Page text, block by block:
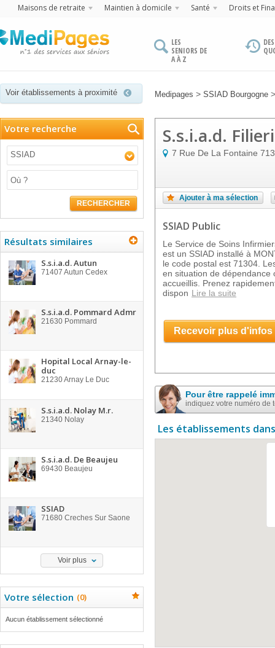
Maisons de retraite Maintien à domicile Santé Droits et
LES
SENIORS DE
A À Z
Voir établissements à proximité Medipages > SSIAD Bourgogne
Votre recherche
SSIAD
RECHERCHER
Résultats similaires
S.s.i.a.d. Autun
71407 Autun Cedex
S.s.i.a.d. Pommard Admr
21630 Pommard
Hopital Local Arnay-le-
duc
21230Arnay Le Duc
S.s.i.a.d. Nolay M.r.
21340 Nolay
S.s.i.a.d. De Beaujeu
69430 Beaujeu
SSIAD
71680 Creches Sur Saone
Voir plus
Votre sélection (0)
Aucun établissement sélectionné
S.s.i.a.d.
7 Rue De La Fontaine
Ajouter à ma sélection
SSIAD Public
Le Service de Soins
est un SSIAD installé à
le code postal est 71304.
en situation de dépendance
accueillis. Prenez
dispon Lire la suite
Recevoir plus d'infos
Pour être rappelé
indiquez votre numéro de
Les établissements